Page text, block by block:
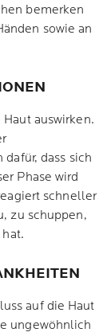
bemerken
sowie an
auswirken.
dass sich
Phase wird
schneller
zu schuppen,
auf die Haut
ungewöhnlich